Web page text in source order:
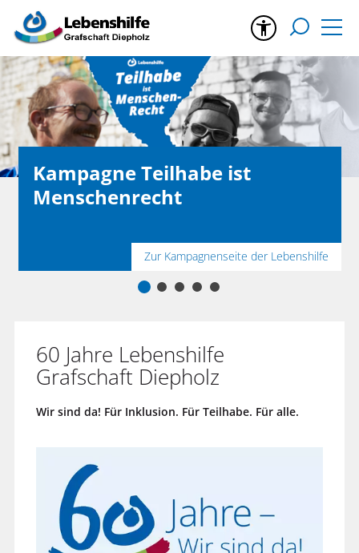
Kampagne Teilhabe ist
Menschenrecht
Zur Kampagnenseite der Lebenshilfe
60 Jahre Lebenshilfe
Grafschaft Diepholz
Wir sind da! Für Inklusion. Für Teilhabe. Für alle.